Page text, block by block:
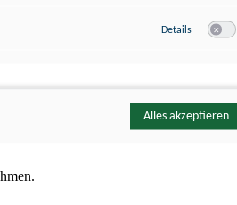
Details zu YouTube
Alles akzeptieren